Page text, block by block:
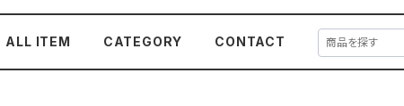
ALL ITEM CATEGORY CONTACT